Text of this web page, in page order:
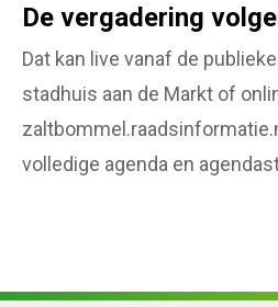
De vergadering
Dat kan live vanaf de
stadhuis aan de Markt of
volledige agenda en